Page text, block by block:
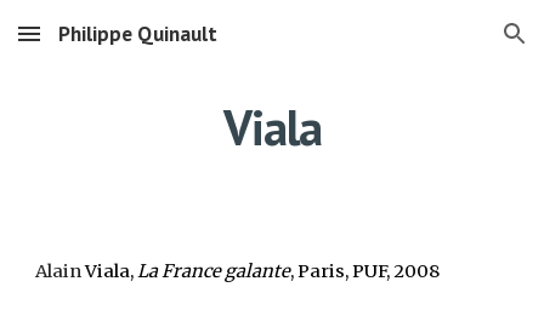
Skip to main content Skip to navigation
Philippe Quinault
Viala
AlainViala,La France galante, Paris, PUF, 2008